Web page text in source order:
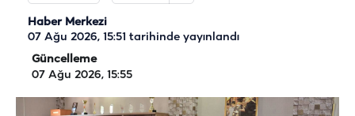
Haber Merkezi
07 Ağu 2026, 15:51 tarihinde yayınlandı
Güncelleme
07 Ağu 2026, 15:55